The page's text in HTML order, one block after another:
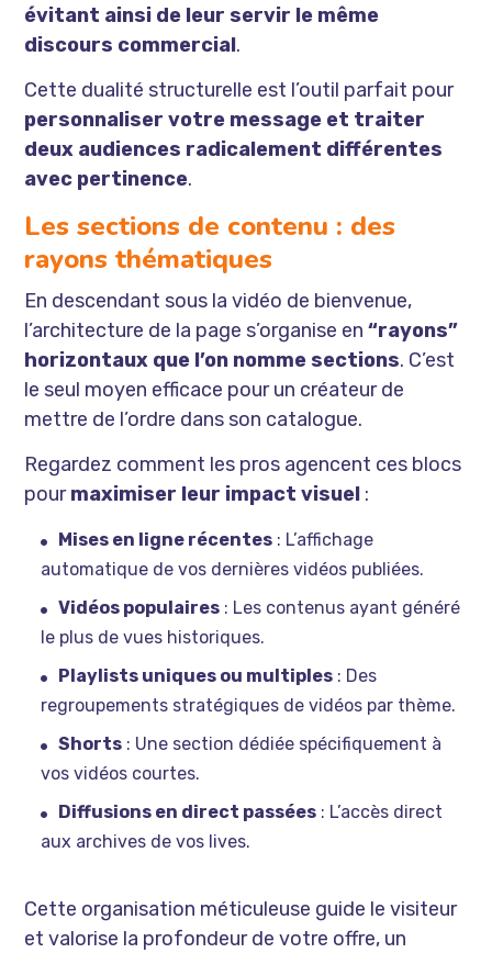
évitant ainsi de leur servir le même
discours commercial.
Cette dualité structurelle est l’outil parfait pour
personnaliser votre message et traiter
deux audiences radicalement différentes
avec pertinence.
Les sections de contenu : des
rayons thématiques
En descendant sous la vidéo de bienvenue,
l’architecture de la page s’organise en“rayons”
horizontaux que l’on nomme sections. C’est
le seul moyen efficace pour un créateur de
mettre de l’ordre dans son catalogue.
Regardez comment les pros agencent ces blocs
pourmaximiser leur impact visuel :
Mises en ligne récentes : L’affichage
automatique de vos dernières vidéos publiées.
Vidéos populaires : Les contenus ayant généré
le plus de vues historiques.
Playlists uniques ou multiples : Des
regroupements stratégiques de vidéos par thème.
Shorts : Une section dédiée spécifiquement à
vos vidéos courtes.
Diffusions en direct passées : L’accès direct
aux archives de vos lives.
Cette organisation méticuleuse guide le visiteur
et valorise la profondeur de votre offre, un